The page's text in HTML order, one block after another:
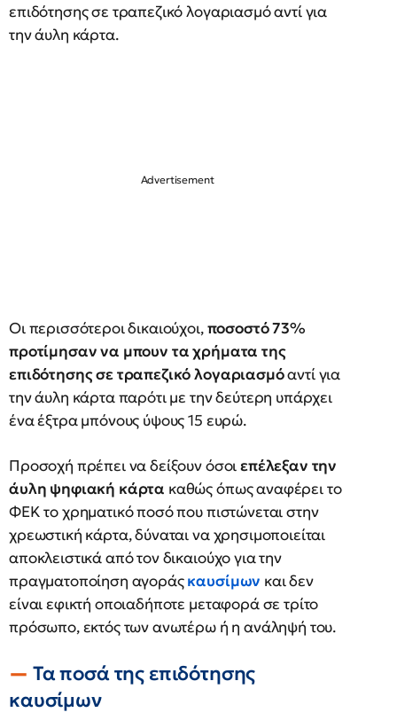
επιδότησης σε τραπεζικό λογαριασμό αντί για
την άυλη κάρτα.
Oι περισσότεροι δικαιούχοι,ποσοστό 73%
προτίμησαν να μπουν τα χρήματα της
επιδότησης σε τραπεζικό λογαριασμόαντί για
την άυλη κάρτα παρότι με την δεύτερη υπάρχει
ένα έξτρα μπόνους ύψους 15 ευρώ.
Προσοχή πρέπει να δείξουν όσοιεπέλεξαν την
άυλη ψηφιακή κάρτα καθώς όπως αναφέρει το
ΦΕΚ το χρηματικό ποσό που πιστώνεται στην
χρεωστική κάρτα, δύναται να χρησιμοποιείται
αποκλειστικά από τον δικαιούχο για την
πραγματοποίηση αγοράςκαυσίμων και δεν
είναι εφικτή οποιαδήποτε μεταφορά σε τρίτο
πρόσωπο, εκτός των ανωτέρω ή η ανάληψή του.
Τα ποσά της επιδότησης
καυσίμων